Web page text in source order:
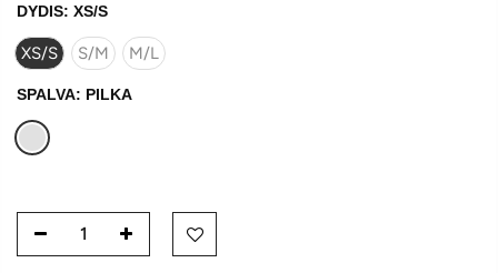
DYDIS: XS/S
XS/S S/M M/L
SPALVA: PILKA